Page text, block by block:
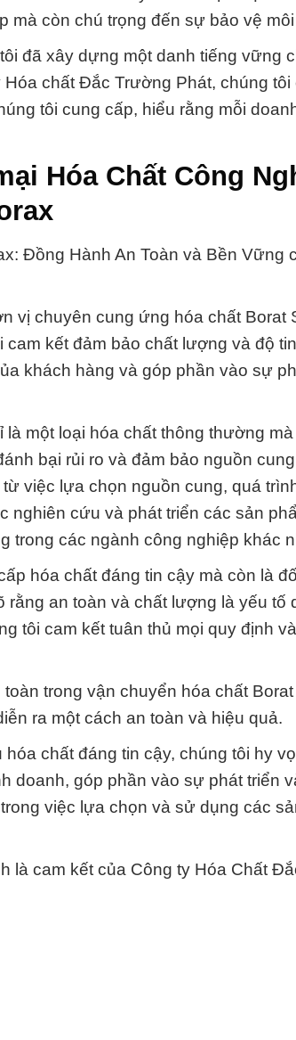
mà còn chú trọng đến sự bảo vệ
đã xây dựng một danh tiếng vững
chất Đắc Trường Phát, chúng
tôi cung cấp, hiểu rằng mỗi
Hóa Chất Công
Đồng Hành An Toàn và Bền Vững
vị chuyên cung ứng hóa chất Borat
kết đảm bảo chất lượng và độ
khách hàng và góp phần vào sự
một loại hóa chất thông thường
bại rủi ro và đảm bảo nguồn
việc lựa chọn nguồn cung, quá
nghiên cứu và phát triển các sản
trong các ngành công nghiệp khác
hóa chất đáng tin cậy mà còn là
an toàn và chất lượng là yếu tố
tôi cam kết tuân thủ mọi quy định
trong vận chuyển hóa chất
ra một cách an toàn và hiệu quả.
chất đáng tin cậy, chúng tôi hy
doanh, góp phần vào sự phát triển
việc lựa chọn và sử dụng các
cam kết của Công ty Hóa Chất